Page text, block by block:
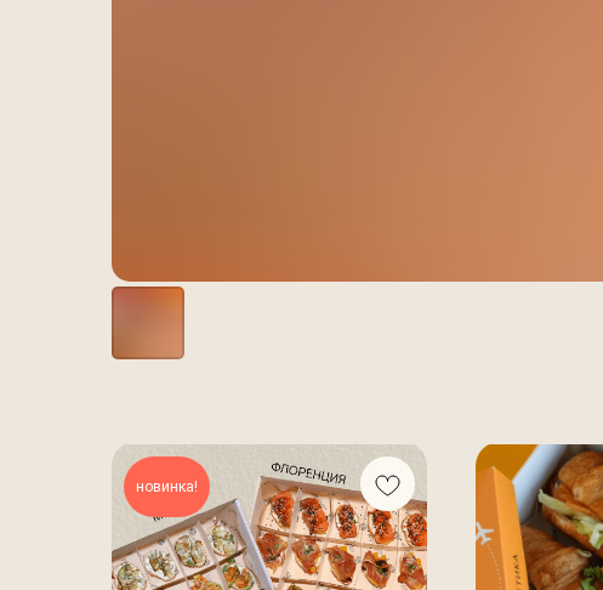
новинка!